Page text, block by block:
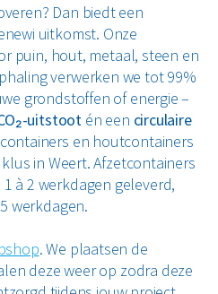
Dan biedt een
uitkomst. Onze
puin, hout, metaal, steen en
verwerken we tot 99%
grondstoffen of energie –
uitstoot én een circulaire
en houtcontainers
in Weert. Afzetcontainers
à 2 werkdagen geleverd,
werkdagen.
. We plaatsen de
deze weer op zodra deze